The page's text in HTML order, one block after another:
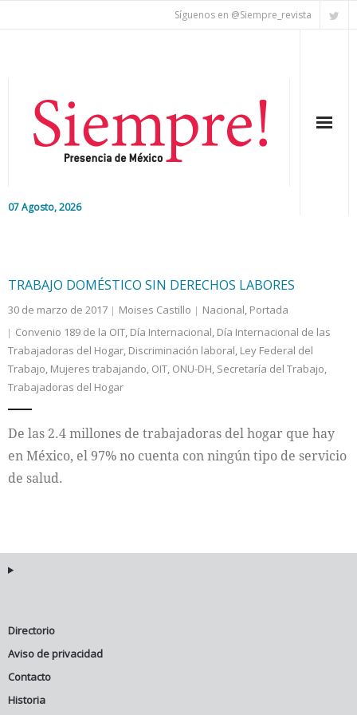
Síguenos en @Siempre_revista
07 Agosto, 2026
Nacional
Colaboradores
Internacional
Cultura
TRABAJO DOMÉSTICO SIN DERECHOS LABORES
30 de marzo de 2017 Moises Castillo Nacional, Portada
Convenio 189 de la OIT, Día Internacional, Día Internacional de las
Trabajadoras del Hogar, Discriminación laboral, Ley Federal del
Trabajo, Mujeres trabajando, OIT, ONU-DH, Secretaría del Trabajo,
Trabajadoras del Hogar
De las 2.4 millones de trabajadoras del hogar que hay
en México, el 97% no cuenta con ningún tipo de servicio
de salud.
Directorio
Aviso de privacidad
Contacto
Historia